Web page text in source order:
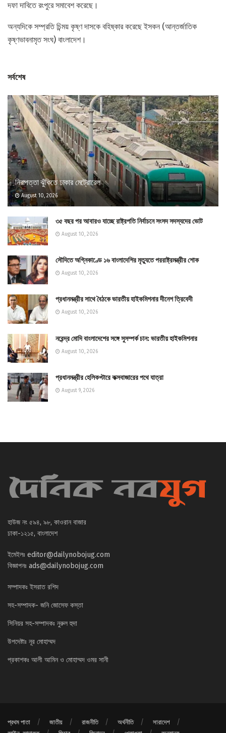
দফা দাবিতে রংপুরে সমাবেশ করেছে।
অন্যদিকে সম্প্রতি চিন্ময় কৃষ্ণ দাসকে বহিষ্কার করেছে ইসকন (আন্তর্জাতিক
কৃষ্ণভাবনামৃত সংঘ) বাংলাদেশ।
সর্বশেষ
নিরাপত্তা ঝুঁকিতে ঢাকার মেট্রোরেল
August 10, 2026
৩৫ বছর পর আবারও যাচ্ছে রাষ্ট্রপতি নির্বাচনে সংসদ সদস্যদের ভোট
August 10, 2026
সৌদিতে অগ্নিকাণ্ডে ১৬ বাংলাদেশির মৃত্যুতে পররাষ্ট্রমন্ত্রীর শোক
August 10, 2026
প্রধানমন্ত্রীর সাথে বৈঠকে ভারতীয় হাইকমিশনার দীনেশ ত্রিবেদী
August 10, 2026
নরেন্দ্র মোদি বাংলাদেশের সঙ্গে সুসম্পর্ক চান: ভারতীয় হাইকমিশনার
August 10, 2026
প্রধানমন্ত্রীর হেলিকপ্টারে কক্সবাজারের পথে যাত্রা
August 9, 2026
হাউজ নং ৫৯৪, ৯৮, কাওরান বাজার
ঢাকা-১২১৫, বাংলাদেশ
ইমেইলঃ editor@dailynobojug.com
বিজ্ঞাপনঃ ads@dailynobojug.com
সম্পাদকঃ ইসরাত রশিদ
সহ-সম্পাদক- জনি জোসেফ কস্তা
সিনিয়র সহ-সম্পাদকঃ নুরুল হুদা
উপদেষ্টাঃ নূর মোহাম্মদ
প্রকাশকঃ আলী আমিন ও মোহাম্মদ ওমর সানী
প্রথম পাতা জাতীয় রাজনীতি অর্থনীতি
সারাদেশ